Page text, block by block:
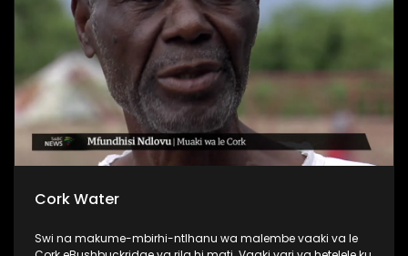
Cork Water
Swi na makume-mbirhi-ntlhanu wa malembe vaaki va le